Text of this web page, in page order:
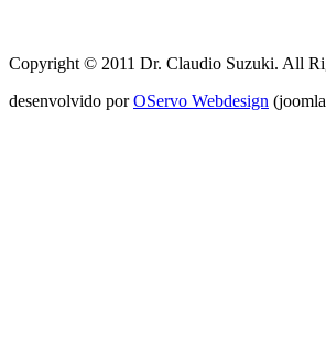
Copyright © 2011 Dr. Claudio Suzuki. All
desenvolvido porOServo Webdesign